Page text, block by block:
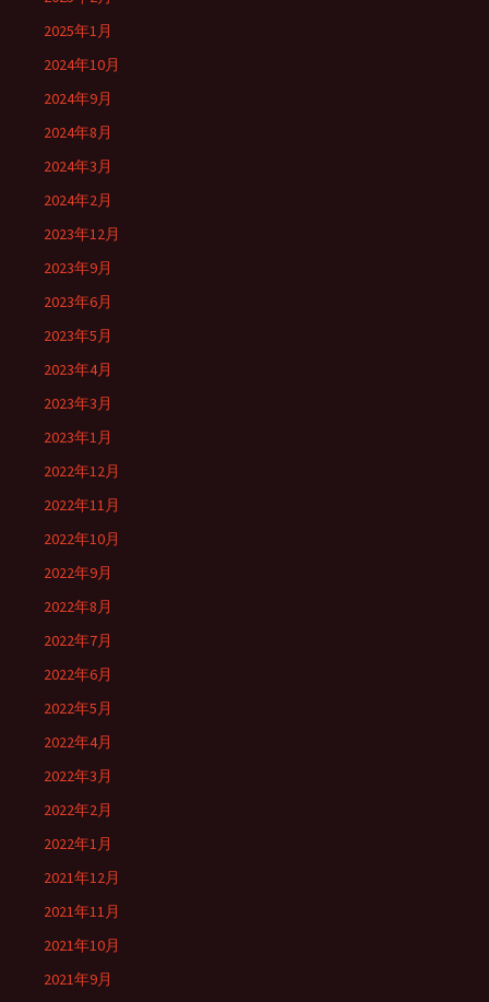
2025年1月
2024年10月
2024年9月
2024年8月
2024年3月
2024年2月
2023年12月
2023年9月
2023年6月
2023年5月
2023年4月
2023年3月
2023年1月
2022年12月
2022年11月
2022年10月
2022年9月
2022年8月
2022年7月
2022年6月
2022年5月
2022年4月
2022年3月
2022年2月
2022年1月
2021年12月
2021年11月
2021年10月
2021年9月